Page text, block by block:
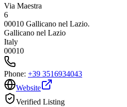
Via Maestra
6
00010 Gallicano nel Lazio.
Gallicano nel Lazio
Italy
00010
Phone: +39 3516934043
Website
Verified Listing